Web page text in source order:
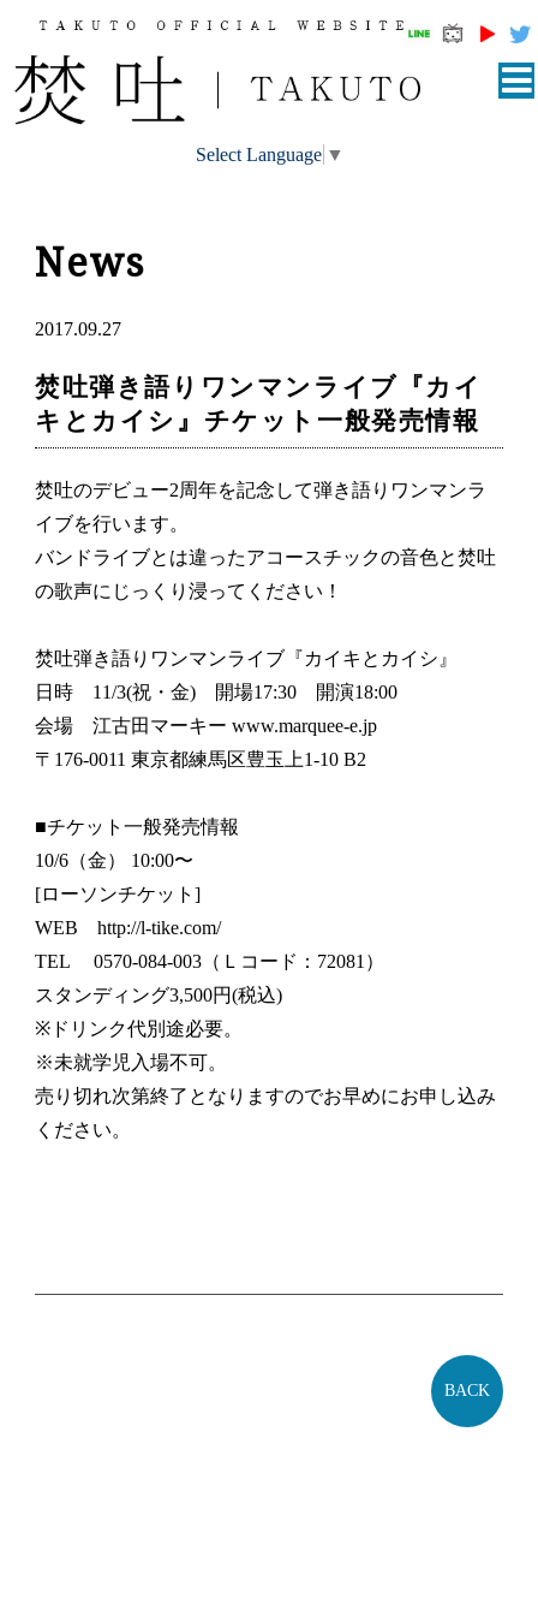
Select Language ▼
News
2017.09.27
焚吐弾き語りワンマンライブ『カイ
キとカイシ』チケット一般発売情報
焚吐のデビュー2周年を記念して弾き語りワンマンラ
イブを行います。
バンドライブとは違ったアコースチックの音色と焚吐
の歌声にじっくり浸ってください！
焚吐弾き語りワンマンライブ『カイキとカイシ』
日時 11/3(祝・金) 開場17:30 開演18:00
会場 江古田マーキー www.marquee-e.jp
〒176-0011 東京都練馬区豊玉上1-10 B2
■チケット一般発売情報
10/6（金） 10:00〜
[ローソンチケット]
WEB http://l-tike.com/
TEL 0570-084-003（Ｌコード：72081）
スタンディング3,500円(税込)
※ドリンク代別途必要。
※未就学児入場不可。
売り切れ次第終了となりますのでお早めにお申し込み
ください。
BACK